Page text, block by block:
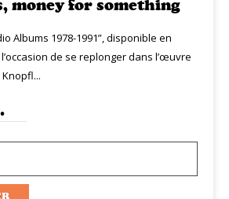
money for something
Albums 1978-1991”, disponible en
de se replonger dans l’œuvre